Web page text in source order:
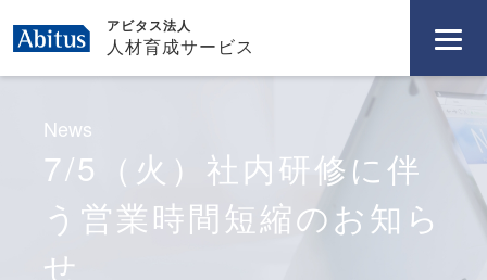
アビタス法人
人材育成サービス
News
7/5（火）社内研修に伴
う営業時間短縮のお知ら
せ